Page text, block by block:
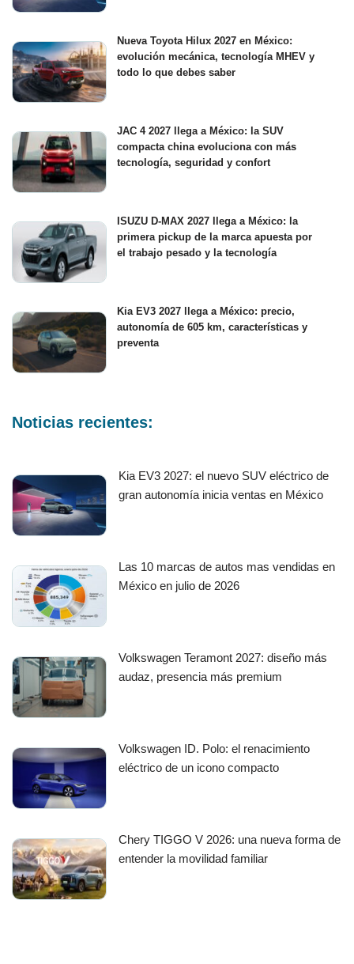
Nueva Toyota Hilux 2027 en México:
evolución mecánica, tecnología MHEV y
todo lo que debes saber
JAC 4 2027 llega a México: la SUV
compacta china evoluciona con más
tecnología, seguridad y confort
ISUZU D-MAX 2027 llega a México: la
primera pickup de la marca apuesta por
el trabajo pesado y la tecnología
Kia EV3 2027 llega a México: precio,
autonomía de 605 km, características y
preventa
Noticias recientes:
Kia EV3 2027: el nuevo SUV eléctrico de
gran autonomía inicia ventas en México
Las 10 marcas de autos mas vendidas en
México en julio de 2026
Volkswagen Teramont 2027: diseño más
audaz, presencia más premium
Volkswagen ID. Polo: el renacimiento
eléctrico de un icono compacto
Chery TIGGO V 2026: una nueva forma de
entender la movilidad familiar